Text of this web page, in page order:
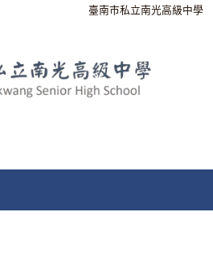
臺南市私立南光高級中學